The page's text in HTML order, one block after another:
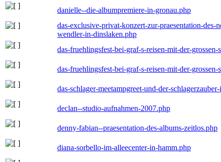
danielle--die-albumpremiere-in-gronau.php
das-exclusive-privat-konzert-zur-praesentation-
wendler-in-dinslaken.php
das-fruehlingsfest-bei-graf-s-reisen-mit-der-
das-fruehlingsfest-bei-graf-s-reisen-mit-der-
das-schlager-meetampgreet-und-der-
declan--studio-aufnahmen-2007.php
denny-fabian--praesentation-des-albums-zeitlos.php
diana-sorbello-im-alleecenter-in-hamm.php